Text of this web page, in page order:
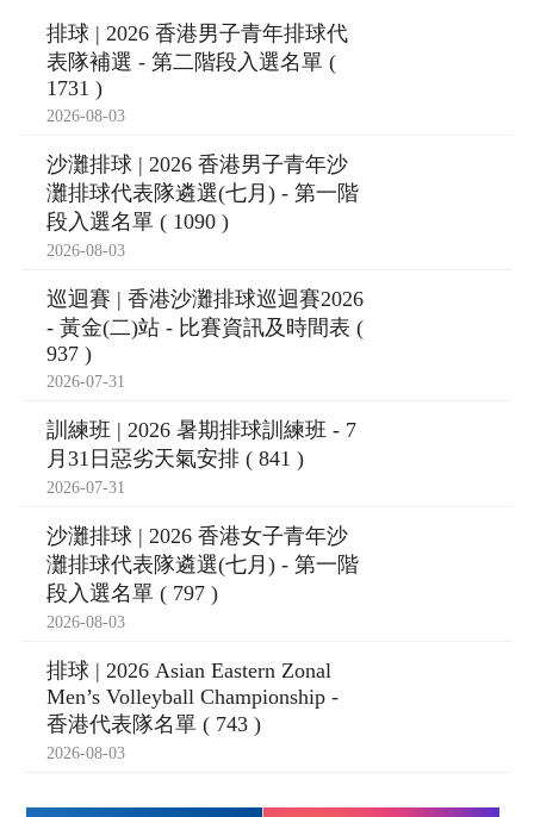
表隊補選 - 第二階段入選名單 (
1731 )
2026-08-03
灘排球代表隊遴選(七月) - 第一階
段入選名單 ( 1090 )
2026-08-03
- 黃金(二)站 - 比賽資訊及時間表 (
937 )
2026-07-31
月31日惡劣天氣安排 ( 841 )
2026-07-31
灘排球代表隊遴選(七月) - 第一階
段入選名單 ( 797 )
2026-08-03
Men’s Volleyball Championship -
香港代表隊名單 ( 743 )
2026-08-03